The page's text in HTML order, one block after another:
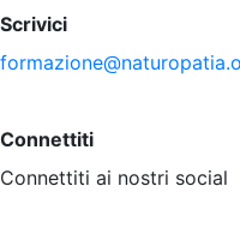
Scrivici
Connettiti
Connettiti ai nostri social